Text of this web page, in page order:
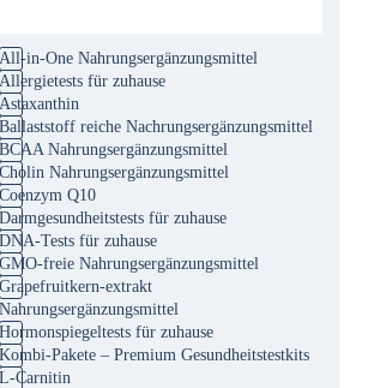
All-in-One Nahrungsergänzungsmittel
Allergietests für zuhause
Astaxanthin
Ballaststoff reiche Nachrungsergänzungsmittel
BCAA Nahrungsergänzungsmittel
Cholin Nahrungsergänzungsmittel
Coenzym Q10
Darmgesundheitstests für zuhause
DNA-Tests für zuhause
GMO-freie Nahrungsergänzungsmittel
Grapefruitkern-extrakt
Nahrungsergänzungsmittel
Hormonspiegeltests für zuhause
Kombi-Pakete – Premium Gesundheitstestkits
L-Carnitin